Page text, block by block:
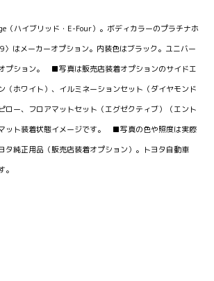
ハイブリッド・E-Four）。ボディカラーのプラチナホ
〉はメーカーオプション。内装色はブラック。ユニバー
プション。 ■写真は販売店装着オプションのサイドエ
（ホワイト）、イルミネーションセット（ダイヤモンド
ロー、フロアマットセット（エグゼクティブ）（エント
ット装着状態イメージです。 ■写真の色や照度は実際
純正用品（販売店装着オプション）。トヨタ自動車
。